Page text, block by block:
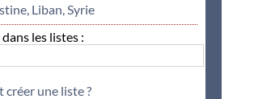
Liban, Syrie
les listes :
créer une liste ?